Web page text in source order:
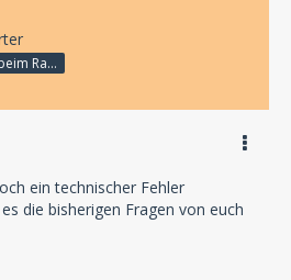
hört Hörspiele beim Rasenmähen
ein technischer Fehler
die bisherigen Fragen von euch